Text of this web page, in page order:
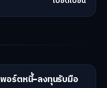
พอร์ตหนี้-ลงทุนรับมือ